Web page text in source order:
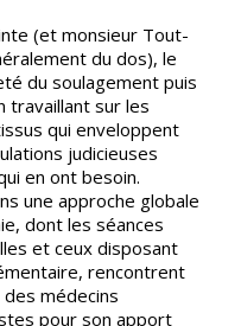
(et monsieur Tout-
du dos), le
du soulagement puis
travaillant sur les
qui enveloppent
judicieuses
en ont besoin.
une approche globale
dont les séances
et ceux disposant
rencontrent
des médecins
pour son apport